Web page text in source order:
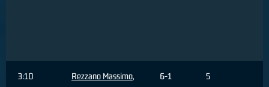
3:10 Rezzano Massimo,
6-1 5